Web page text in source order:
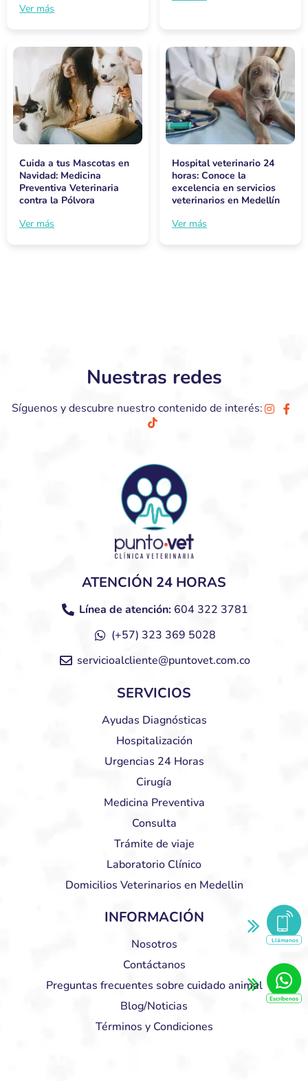
Ver más
Cuida a tus Mascotas en
Navidad: Medicina
Preventiva Veterinaria
contra la Pólvora
Ver más
Hospital veterinario 24
horas: Conoce la
excelencia en servicios
veterinarios en Medellín
Ver más
Nuestras redes
Síguenos y descubre nuestro contenido de interés:
ATENCIÓN 24 HORAS
Línea de atención:604 322 3781
(+57) 323 369 5028
servicioalcliente@puntovet.com.co
SERVICIOS
Ayudas Diagnósticas
Hospitalización
Urgencias 24 Horas
Cirugía
Medicina Preventiva
Consulta
Trámite de viaje
Laboratorio Clínico
Domicilios Veterinarios en Medellin
INFORMACIÓN
Nosotros
Contáctanos
Preguntas frecuentes sobre cuidado animal
Blog/Noticias
Términos y Condiciones
Llámanos
Escríbenos